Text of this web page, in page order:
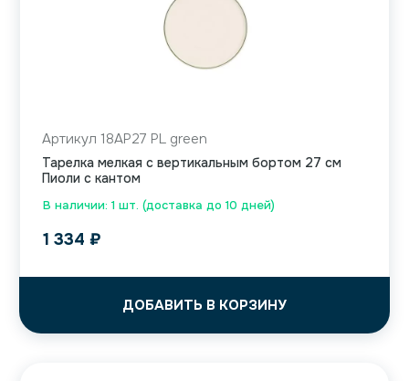
В наличии: 1 шт. (доставка до 10 дней)
Артикул 18AP27 PL green
Тарелка мелкая с вертикальным бортом 27 см
Пиоли с кантом
1 334 ₽
ДОБАВИТЬ В КОРЗИНУ